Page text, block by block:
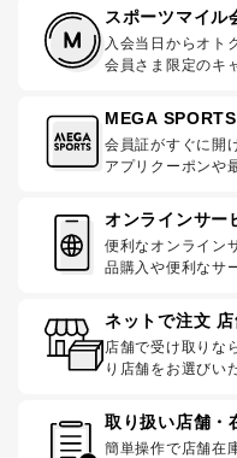
スポーツマイル
入会当日からオト
会員さま限定のキ
MEGA
会員証がすぐに開
アプリクーポンや
オンラインサー
便利なオンライン
品購入や便利なサ
ネットで注文 店
店舗で受け取りな
り店舗をお選びい
取り扱い店舗・
簡単操作で店舗在